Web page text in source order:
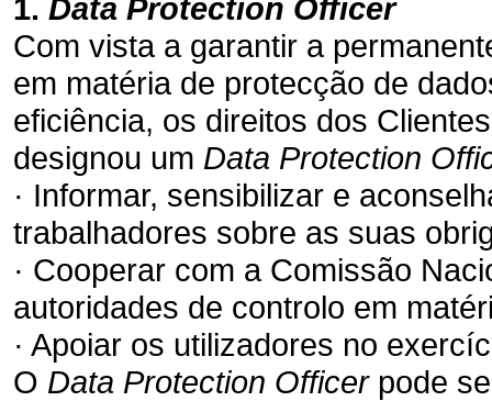
1. Data Protection Officer
Com vista a garantir a
em matéria de protecção de
eficiência, os direitos dos
designou um Data Protection
· Informar, sensibilizar e
trabalhadores sobre as suas
· Cooperar com a Comissão
autoridades de controlo em
· Apoiar os utilizadores no
O Data Protection Officerpode